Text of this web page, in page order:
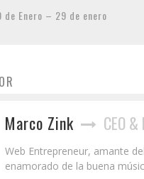
de Enero – 29 de enero
Marco Zink CEO
Web Entrepreneur, amante
enamorado de la buena